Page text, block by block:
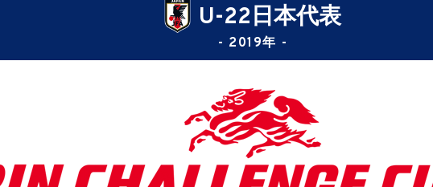
U-22日本代表
- 2019年 -